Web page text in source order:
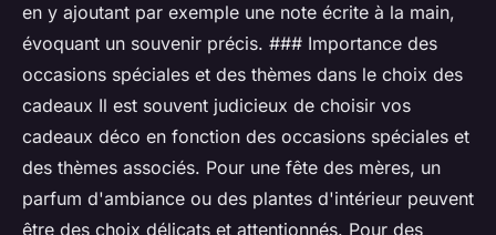
en y ajoutant par exemple une note écrite à la main,
évoquant un souvenir précis. ### Importance des
occasions spéciales et des thèmes dans le choix des
cadeaux Il est souvent judicieux de choisir vos
cadeaux déco en fonction des occasions spéciales et
des thèmes associés. Pour une fête des mères, un
parfum d'ambiance ou des plantes d'intérieur peuvent
être des choix délicats et attentionnés. Pour des